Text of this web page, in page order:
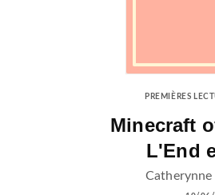
PREMIÈRES
Minecraft
L'End